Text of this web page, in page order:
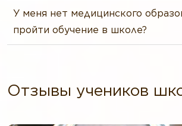
У меня нет медицинского
пройти обучение в школе?
Отзывы учеников